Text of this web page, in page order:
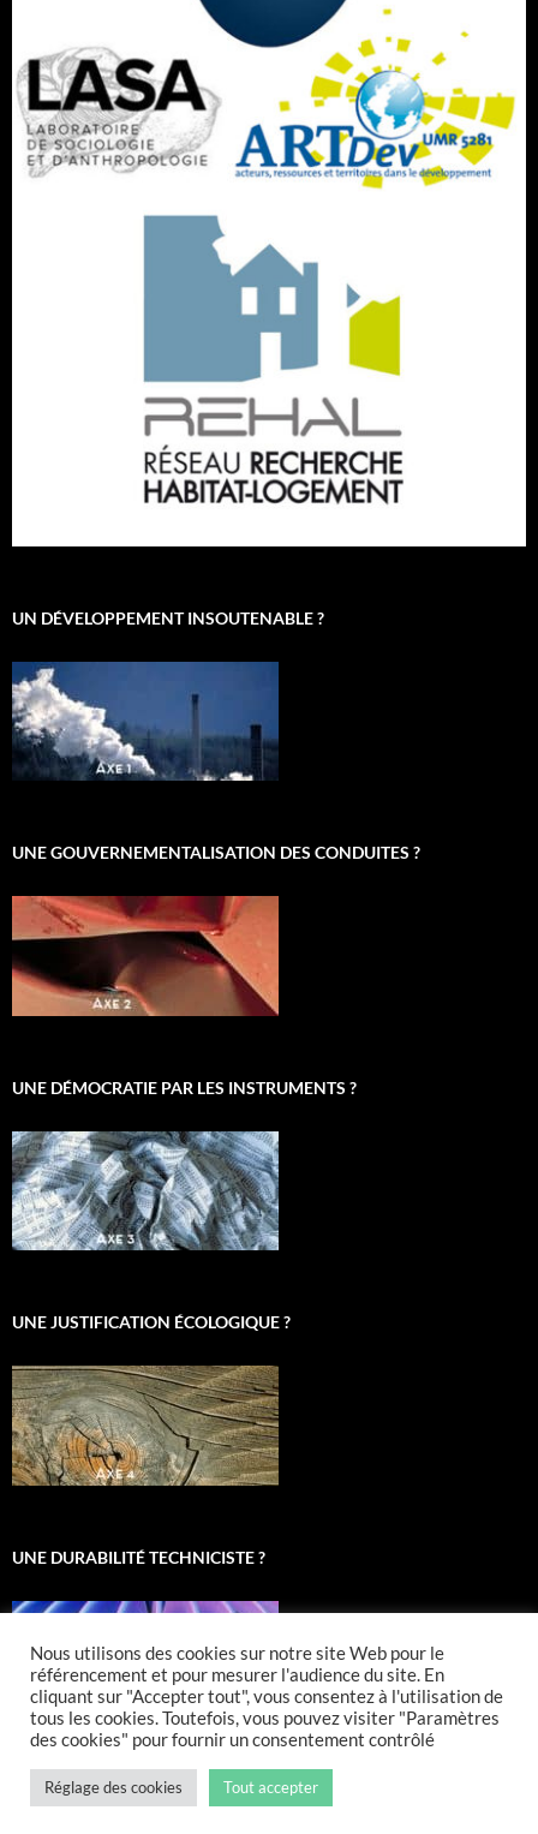
UN DÉVELOPPEMENT INSOUTENABLE ?
UNE GOUVERNEMENTALISATION DES CONDUITES ?
UNE DÉMOCRATIE PAR LES INSTRUMENTS ?
UNE JUSTIFICATION ÉCOLOGIQUE ?
UNE DURABILITÉ TECHNICISTE ?
Nous utilisons des cookies sur notre site Web pour le
référencement et pour mesurer l'audience du site. En
cliquant sur "Accepter tout", vous consentez à l'utilisation de
tous les cookies. Toutefois, vous pouvez visiter "Paramètres
des cookies" pour fournir un consentement contrôlé
Réglage des cookies Tout accepter